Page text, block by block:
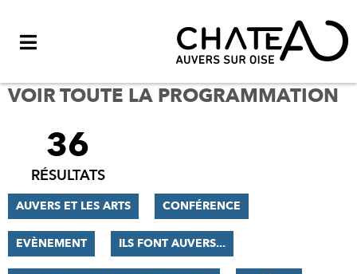
VOIR TOUTE LA PROGRAMMATION
FILTRER
RÉSULTATS
36
RÉSULTATS
AUVERS ET LES ARTS CONFÉRENCE
EVÈNEMENT ILS FONT AUVERS...